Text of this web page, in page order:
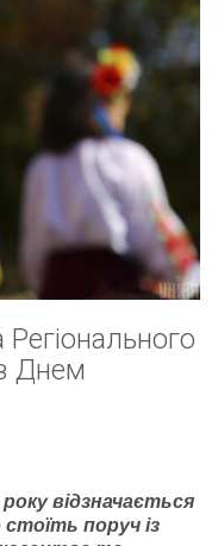
Днем
відзначається
поруч із